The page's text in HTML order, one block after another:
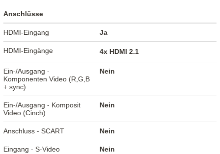
Anschlüsse
HDMI-Eingang Ja
HDMI-Eingänge 4x HDMI 2.1
Ein-/Ausgang -
Komponenten Video (R,G,B
+ sync)
Nein
Ein-/Ausgang - Komposit
Video (Cinch)
Nein
Anschluss - SCART Nein
Eingang - S-Video Nein